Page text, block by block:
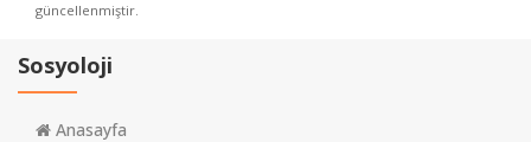
güncellenmiştir.
Sosyoloji
Anasayfa